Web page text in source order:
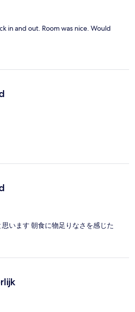
in and out. Room was nice. Would
います 朝食に物足りなさを感じた